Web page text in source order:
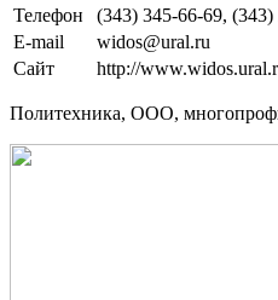
Телефон
(343) 345-66-69,
E-mail
widos@ural.ru
Сайт
http://
Политехника, ООО,